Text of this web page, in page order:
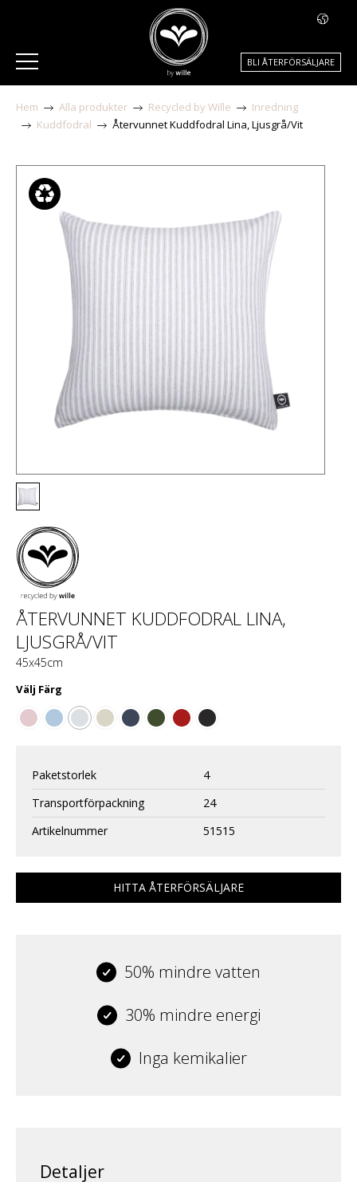
BLI ÅTERFÖRSÄLJARE
Hem Alla produkter Recycled by Wille
Inredning
Kuddfodral
Återvunnet Kuddfodral Lina, Ljusgrå/Vit
ÅTERVUNNET KUDDFODRAL LINA,
LJUSGRÅ/VIT
45x45cm
Välj Färg
Paketstorlek
4
Transportförpackning
24
Artikelnummer
51515
HITTA ÅTERFÖRSÄLJARE
50% mindre vatten
30% mindre energi
Inga kemikalier
Detaljer